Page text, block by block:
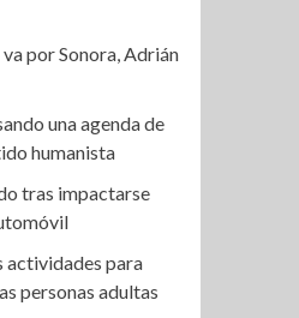
por Sonora, Adrián
una agenda de
humanista
tras impactarse
actividades para
personas adultas